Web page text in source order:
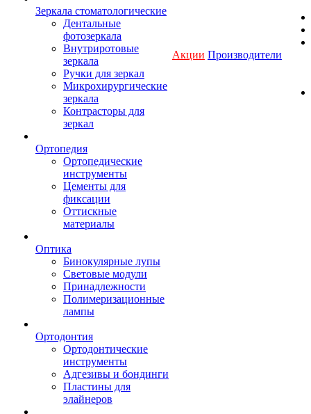
Зеркала стоматологические
Дентальные
фотозеркала
Внутриротовые
зеркала
Ручки для зеркал
Микрохирургические
зеркала
Контрасторы для
зеркал
Ортопедия
Ортопедические
инструменты
Цементы для
фиксации
Оттискные
материалы
Оптика
Бинокулярные лупы
Световые модули
Принадлежности
Полимеризационные
лампы
Ортодонтия
Ортодонтические
инструменты
Адгезивы и бондинги
Пластины для
элайнеров
Акции Производители